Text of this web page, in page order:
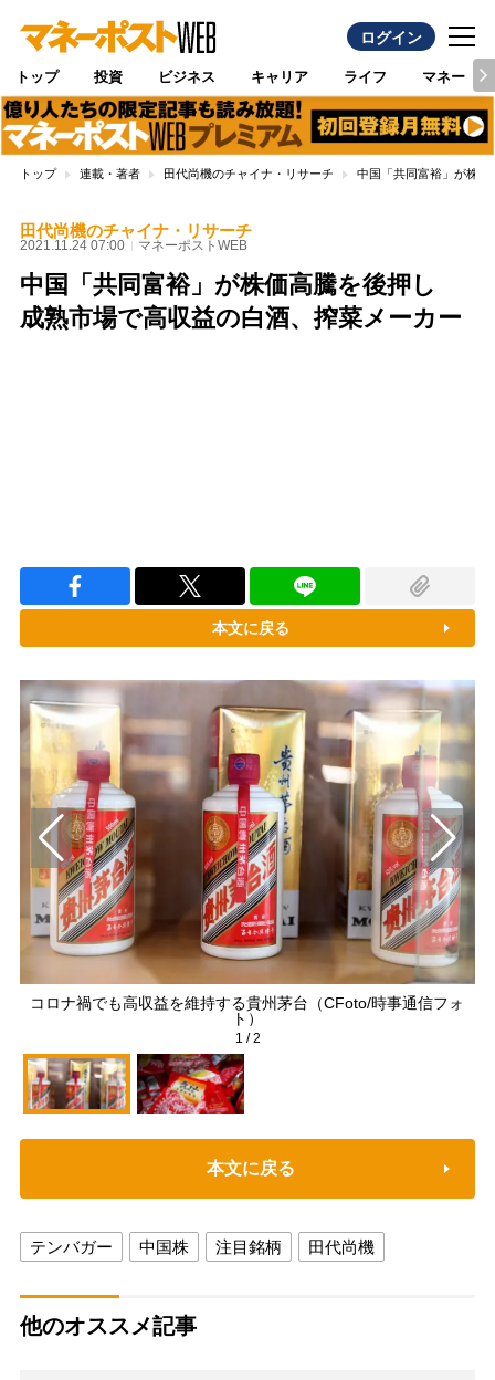
ログイン
トップ 投資 ビジネス キャリア ライフ マネー
トップ 連載・著者 田代尚機のチャイナ・リサーチ 中国「共同富裕」が株
田代尚機のチャイナ・リサーチ
2021.11.24 07:00 マネーポストWEB
中国「共同富裕」が株価高騰を後押し
成熟市場で高収益の白酒、搾菜メーカー
本文に戻る
コロナ禍でも高収益を維持する貴州茅台（CFoto/時事通信フォ
ト）
1 /2
本文に戻る
テンバガー 中国株 注目銘柄 田代尚機
他のオススメ記事